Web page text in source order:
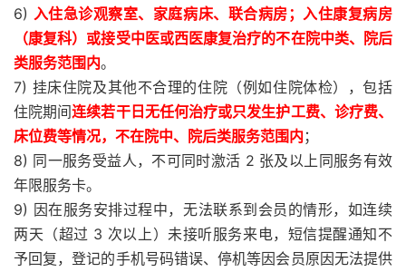
6) 入住急诊观察室、家庭病床、联合病房；入住康复病房
（康复科）或接受中医或西医康复治疗的不在院中类、院后
类服务范围内。
7) 挂床住院及其他不合理的住院（例如住院体检），包括
住院期间连续若干日无任何治疗或只发生护工费、诊疗费、
床位费等情况，不在院中、院后类服务范围内；
8) 同一服务受益人，不可同时激活 2 张及以上同服务有效
年限服务卡。
9) 因在服务安排过程中，无法联系到会员的情形，如连续
两天（超过 3 次以上）未接听服务来电，短信提醒通知不
予回复，登记的手机号码错误、停机等因会员原因无法提供